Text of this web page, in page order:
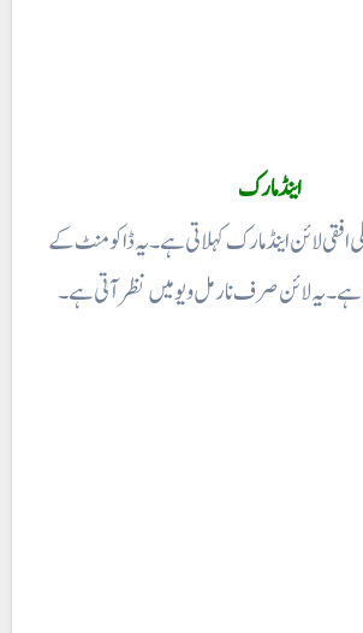
اینڈ مارک
افقی لائن اینڈ مارک کہلاتی ہے۔ یہ ڈاکومنٹ کے
ہے۔ یہ لائن صرف نارمل ویو میں نظر آتی ہے۔